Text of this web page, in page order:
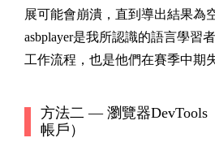
展可能會崩潰，直到導出結果為
asbplayer是我所認識的語言學習
工作流程，也是他們在賽季中期
方法二 — 瀏覽器DevTools
帳戶）